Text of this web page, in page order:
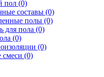
пол (0)
составы (0)
полы (0)
для пола (0)
(0)
(0)
смеси (0)